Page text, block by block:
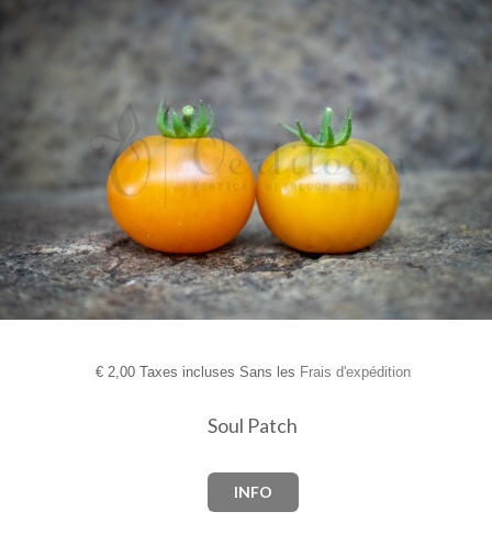
€2,00 Taxes incluses Sans les Frais d'expédition
Soul Patch
INFO